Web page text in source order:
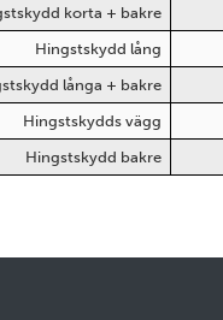
korta + bakre
Hingstskydd lång
långa + bakre
Hingstskydds vägg
Hingstskydd bakre